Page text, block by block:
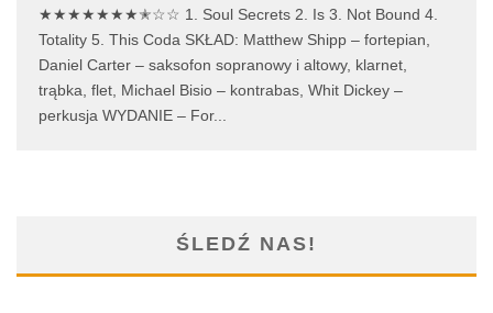
★★★★★★★✭☆☆ 1. Soul Secrets 2. Is 3. Not Bound 4.
Totality 5. This Coda SKŁAD: Matthew Shipp – fortepian,
Daniel Carter – saksofon sopranowy i altowy, klarnet,
trąbka, flet, Michael Bisio – kontrabas, Whit Dickey –
perkusja WYDANIE – For...
ŚLEDŹ NAS!